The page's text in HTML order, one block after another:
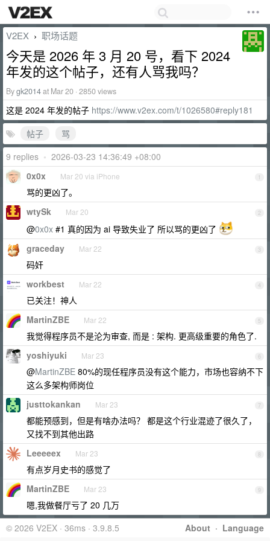
V2EX › 职场话题
今天是 2026 年 3 月 20 号，看下 2024
年发的这个帖子，还有人骂我吗？
Bygk2014at Mar 20 · 2850 views
这是 2024 年发的帖子 https://www.v2ex.com/t/1026580#reply181
帖子
骂
9 replies • 2026-03-23 14:36:49 +08:00
1
0x0x Mar 20 via iPhone
骂的更凶了。
2
wtySk Mar 20
@0x0x #1 真的因为 ai 导致失业了 所以骂的更凶了
3
graceday Mar 22
码奸
4
workbest Mar 22
已关注！神人
5
MartinZBE Mar 22
我觉得程序员不是沦为审查, 而是 : 架构. 更高级重要的角色了.
6
yoshiyuki Mar 23
@MartinZBE 80%的现任程序员没有这个能力，市场也容纳不下
这么多架构师岗位
7
justtokankan Mar 23
都能预感到，但是有啥办法吗？ 都是这个行业混迹了很久了，
又找不到其他出路
8
Leeeeex Mar 23
有点岁月史书的感觉了
9
MartinZBE Mar 23
嗯,我做餐厅亏了 20 几万
About · Language
© 2026 V2EX · 36ms · 3.9.8.5